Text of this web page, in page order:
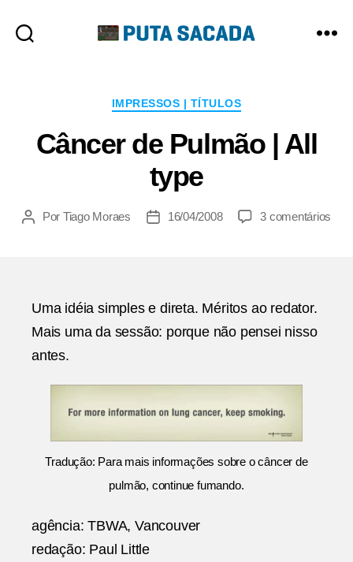
Categorias
IMPRESSOS | TÍTULOS
Câncer de Pulmão | All
type
Autor
Por Tiago Moraes
Data16/04/2008 3 comentários
Uma idéia simples e direta. Méritos ao redator.
Mais uma da sessão: porque não pensei nisso
antes.
Tradução: Para mais informações sobre o câncer de
pulmão, continue fumando.
agência: TBWA, Vancouver
redação: Paul Little